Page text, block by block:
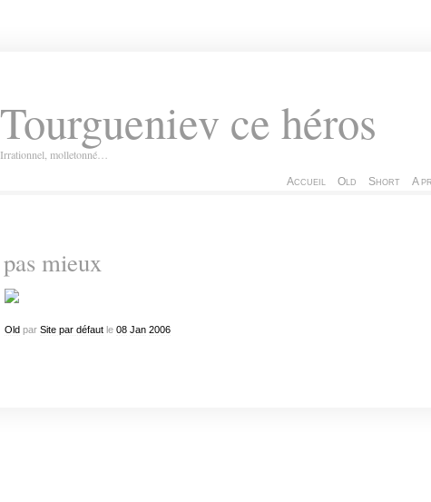
Tourgueniev ce héros
Irrationnel, molletonné…
Accueil Old Short A
pas mieux
Oldpar Site par défautle 08 Jan 2006